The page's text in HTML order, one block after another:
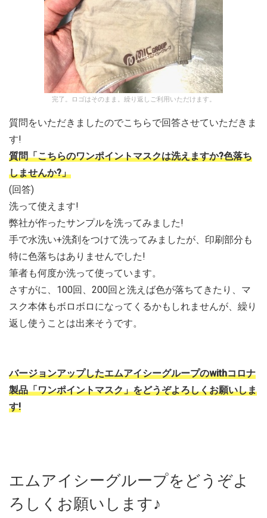
完了。ロゴはそのまま。繰り返しご利用いただけます。
質問をいただきましたのでこちらで回答させていただきま
す!
質問「こちらのワンポイントマスクは洗えますか?色落ち
しませんか?」
(回答)
洗って使えます!
弊社が作ったサンプルを洗ってみました!
手で水洗い+洗剤をつけて洗ってみましたが、印刷部分も
特に色落ちはありませんでした!
筆者も何度か洗って使っています。
さすがに、100回、200回と洗えば色が落ちてきたり、マ
スク本体もボロボロになってくるかもしれませんが、繰り
返し使うことは出来そうです。
バージョンアップしたエムアイシーグループのwithコロナ
製品「ワンポイントマスク」をどうぞよろしくお願いしま
す!
エムアイシーグループをどうぞよ
ろしくお願いします♪